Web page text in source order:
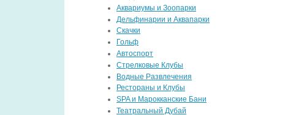
Аквариумы и Зоопарки
Дельфинарии и Аквапарки
Скачки
Гольф
Автоспорт
Стрелковые Клубы
Водные Развлечения
Рестораны и Клубы
SPA и Марокканские Бани
Театральный Дубай